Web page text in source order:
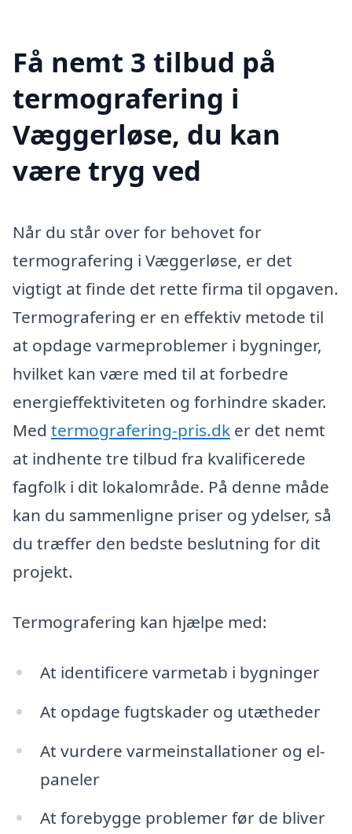
Få nemt 3 tilbud på
termografering i
Væggerløse, du kan
være tryg ved
Når du står over for behovet for
termografering i Væggerløse, er det
vigtigt at finde det rette firma til opgaven.
Termografering er en effektiv metode til
at opdage varmeproblemer i bygninger,
hvilket kan være med til at forbedre
energieffektiviteten og forhindre skader.
Med termografering-pris.dk er det nemt
at indhente tre tilbud fra kvalificerede
fagfolk i dit lokalområde. På denne måde
kan du sammenligne priser og ydelser, så
du træffer den bedste beslutning for dit
projekt.
Termografering kan hjælpe med:
At identificere varmetab i bygninger
At opdage fugtskader og utætheder
At vurdere varmeinstallationer og el-
paneler
At forebygge problemer før de bliver